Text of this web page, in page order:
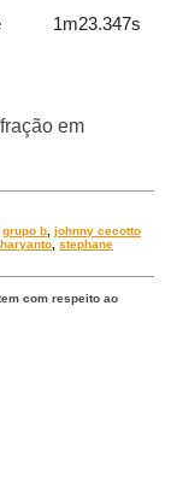
1m23.347s
em
grupo b,johnny cecotto
,stephane
com respeito ao